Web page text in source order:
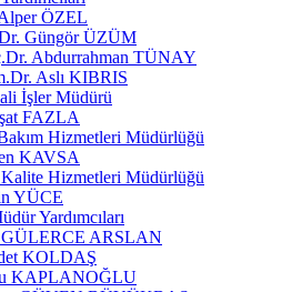
ÖZEL
Güngör ÜZÜM
Abdurrahman TÜNAY
Aslı KIBRIS
İşler Müdürü
FAZLA
Hizmetleri Müdürlüğü
KAVSA
Hizmetleri Müdürlüğü
YÜCE
Yardımcıları
ARSLAN
KOLDAŞ
KAPLANOĞLU